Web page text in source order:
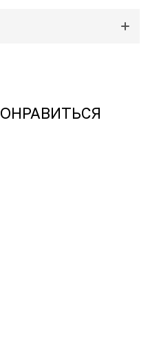
может отличаться от